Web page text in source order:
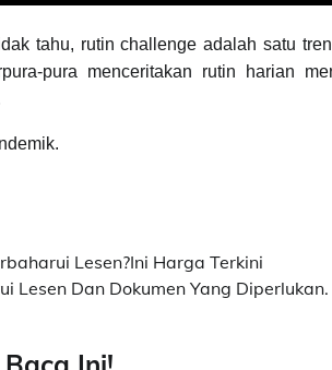
tahu, rutin challenge adalah satu
pura menceritakan rutin harian
Lesen?Ini Harga Terkini
Lesen Dan Dokumen Yang Diperlukan.